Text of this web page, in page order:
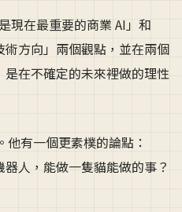
現在最重要的商業 AI」和
術方向」兩個觀點，並在兩個
在不確定的未來裡做的理性
有一個更素樸的論點：
器人，能做一隻貓能做的事？